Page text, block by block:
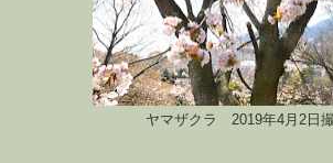
ヤマザクラ 2019年4月2日